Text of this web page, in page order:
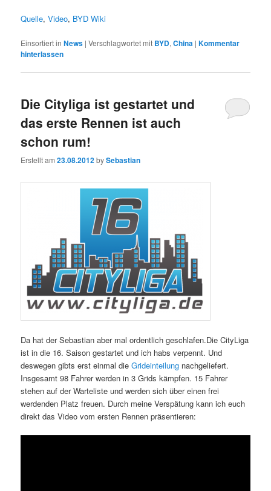
Quelle,Video, BYD Wiki
Einsortiert in News |Verschlagwortet mit BYD,China |Kommentar
hinterlassen
Die Cityliga ist gestartet und
das erste Rennen ist auch
schon rum!
Erstellt am23.08.2012bySebastian
Da hat der Sebastian aber mal ordentlich geschlafen.Die CityLiga
ist in die 16. Saison gestartet und ich habs verpennt. Und
deswegen gibts erst einmal dieGrideinteilung nachgeliefert.
Insgesamt 98 Fahrer werden in 3 Grids kämpfen. 15 Fahrer
stehen auf der Warteliste und werden sich über einen frei
werdenden Platz freuen. Durch meine Verspätung kann ich euch
direkt das Video vom ersten Rennen präsentieren: